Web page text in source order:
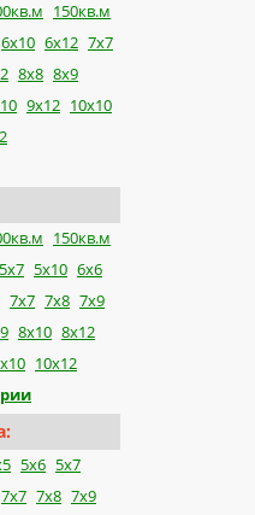
150кв.м
6x10 6x12 7x7
8x8 8x9
9x12 10x10
150кв.м
5x7 5x10 6x6
7x7 7x8 7x9
8x10 8x12
10x12
5x6 5x7
7x7 7x8 7x9